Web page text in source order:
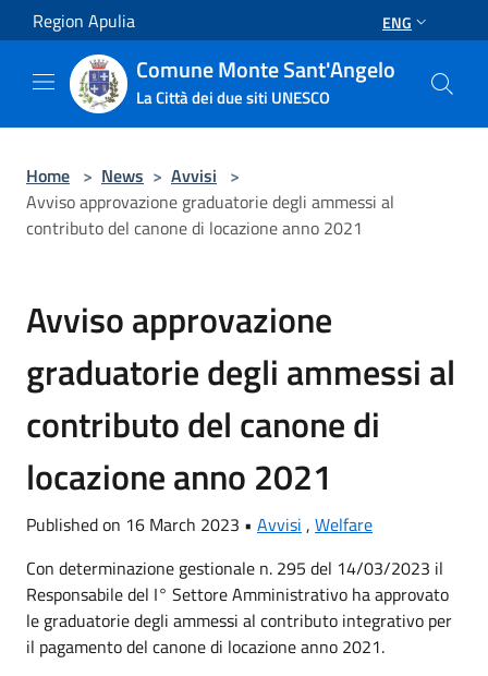
Salta al contenuto principale
Region Apulia ENG
Comune Monte Sant'Angelo
La Città dei due siti UNESCO
Home > News > Avvisi >
Avviso approvazione graduatorie degli ammessi al
contributo del canone di locazione anno 2021
Avviso approvazione
graduatorie degli ammessi al
contributo del canone di
locazione anno 2021
Published on 16 March 2023 • Avvisi , Welfare
Con determinazione gestionale n. 295 del 14/03/2023 il
Responsabile del I° Settore Amministrativo ha approvato
le graduatorie degli ammessi al contributo integrativo per
il pagamento del canone di locazione anno 2021.